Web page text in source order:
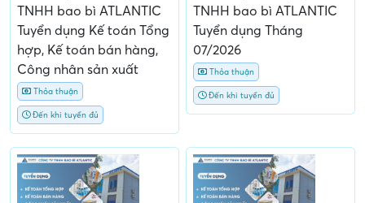
TNHH bao bì ATLANTIC
Tuyển dụng Kế toán Tổng
hợp, Kế toán bán hàng,
Công nhân sản xuất
Thỏa thuận
Đến khi tuyển đủ
TNHH bao bì ATLANTIC
Tuyển dụng Tháng
07/2026
Thỏa thuận
Đến khi tuyển đủ